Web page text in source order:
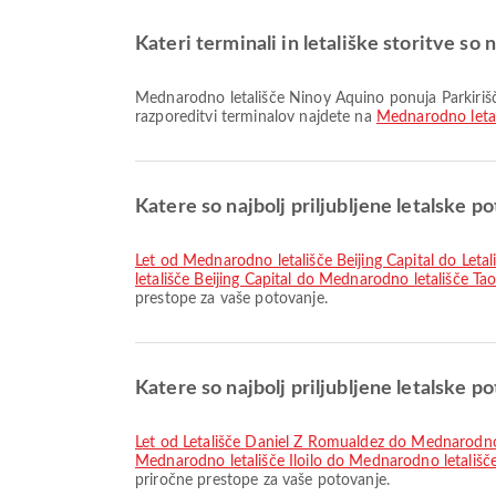
Kateri terminali in letališke storitve so
Mednarodno letališče Ninoy Aquino ponuja Parkirišča, Menjalnica, Molitvena soba in številne druge storitve za boljšo potovalno izkušnjo. Podrobne informacije o objektih in
razporeditvi terminalov najdete na Mednarodno
Katere so najbolj priljubljene letalske
let od Mednarodno letališče Beijing Capital do
letališče Beijing Capital do Mednarodno letališče
prestope za vaše potovanje.
Katere so najbolj priljubljene letalske
let od Letališče Daniel Z Romualdez do
Mednarodno letališče Iloilo do Mednarodno
priročne prestope za vaše potovanje.